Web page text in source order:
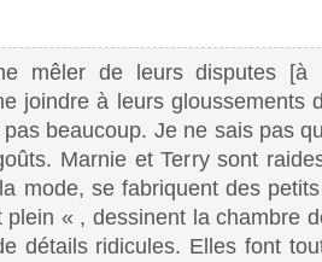
mêler de leurs disputes [à
joindre à leurs gloussements
beaucoup. Je ne sais pas
Marnie et Terry sont
mode, se fabriquent des
plein « , dessinent la chambre
détails ridicules. Elles font